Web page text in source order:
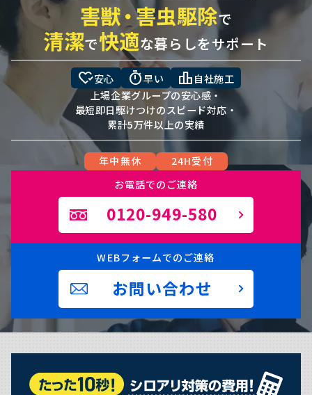
害獣・害虫駆除で
清潔で快適な暮らしをサポート
heart_check安心 timer早い leaderboard 自社施工
上場企業グループの安心感・
最短即日駆けつけのスピード対応・
累計5万件以上の実績
年中無休
24H受付
お電話でのご連絡
0120-949-580
WEBフォームでのご連絡
お問い合わせ